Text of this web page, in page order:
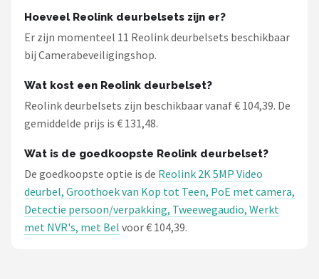
Hoeveel Reolink deurbelsets zijn er?
Er zijn momenteel 11 Reolink deurbelsets beschikbaar
bij Camerabeveiligingshop.
Wat kost een Reolink deurbelset?
Reolink deurbelsets zijn beschikbaar vanaf € 104,39. De
gemiddelde prijs is € 131,48.
Wat is de goedkoopste Reolink deurbelset?
De goedkoopste optie is de Reolink 2K 5MP Video
deurbel, Groothoek van Kop tot Teen, PoE met camera,
Detectie persoon/verpakking, Tweewegaudio, Werkt
met NVR's, met Bel voor € 104,39.